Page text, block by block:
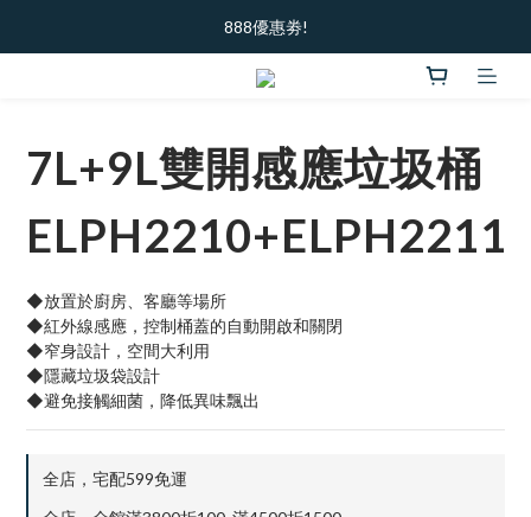
加入新會員  ｜ 領100元購物金
888優惠劵!
加入新會員  ｜ 領100元購物金
7L+9L雙開感應垃圾桶
ELPH2210+ELPH2211
◆放置於廚房、客廳等場所
◆紅外線感應，控制桶蓋的自動開啟和關閉
◆窄身設計，空間大利用
◆隱藏垃圾袋設計
◆避免接觸細菌，降低異味飄出
全店，宅配599免運